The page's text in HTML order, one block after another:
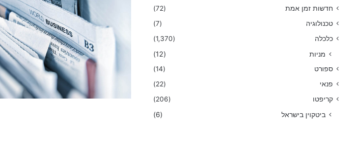
חדשות זמן אמת
(72)
טכנולוגיה
(7)
כלכלה
(1,370)
מניות (12)
ספורט
(14)
פנאי
(22)
קריפטו
(206)
ביטקוין בישראל (6)